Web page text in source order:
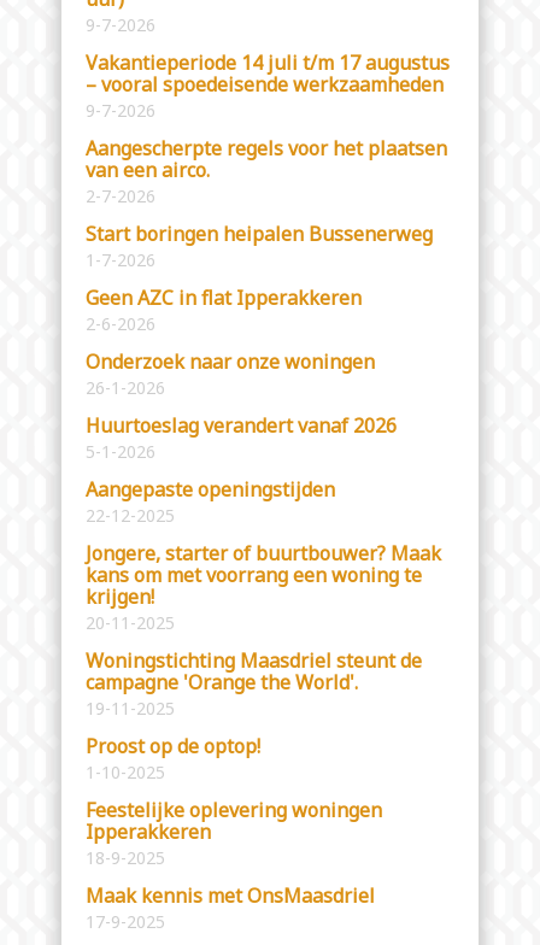
9-7-2026
Vakantieperiode 14 juli t/m 17 augustus
– vooral spoedeisende werkzaamheden
9-7-2026
Aangescherpte regels voor het plaatsen
van een airco.
2-7-2026
Start boringen heipalen Bussenerweg
1-7-2026
Geen AZC in flat Ipperakkeren
2-6-2026
Onderzoek naar onze woningen
26-1-2026
Huurtoeslag verandert vanaf 2026
5-1-2026
Aangepaste openingstijden
22-12-2025
Jongere, starter of buurtbouwer? Maak
kans om met voorrang een woning te
krijgen!
20-11-2025
Woningstichting Maasdriel steunt de
campagne 'Orange the World'.
19-11-2025
Proost op de optop!
1-10-2025
Feestelijke oplevering woningen
Ipperakkeren
18-9-2025
Maak kennis met OnsMaasdriel
17-9-2025